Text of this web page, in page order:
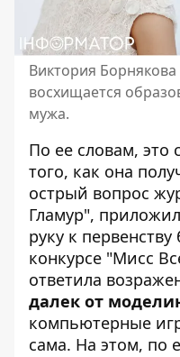
Виктория Борнякова
восхищается
мужа.
По ее словам, это
того, как она
острый вопрос
Гламур",
руку к
конкурсе "Мисс
ответила
далек от
компьютерные
сама. На этом, по